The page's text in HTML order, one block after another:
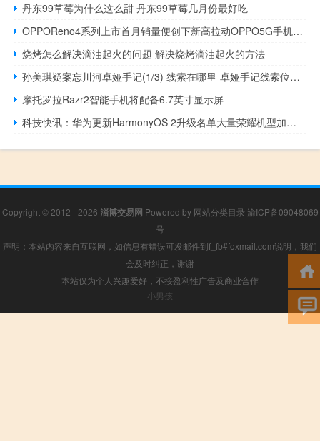
丹东99草莓为什么这么甜 丹东99草莓几月份最好吃
OPPOReno4系列上市首月销量便创下新高拉动OPPO5G手机销量快速增长
烧烤怎么解决滴油起火的问题 解决烧烤滴油起火的方法
孙美琪疑案忘川河卓娅手记(1/3) 线索在哪里-卓娅手记线索位置介绍
摩托罗拉Razr2智能手机将配备6.7英寸显示屏
科技快讯：华为更新HarmonyOS 2升级名单大量荣耀机型加入麒麟960也有份
Copyright © 2012 - 2026 淄博交易网 Powered by 网站分类目录 渝ICP备09048069
号
声明：本站内容来自互联网，如信息有错误可发邮件到f_fb#foxmail.com说明，我们
会及时纠正，谢谢
本站仅为个人兴趣爱好，不接盈利性广告及商业合作
小男孩